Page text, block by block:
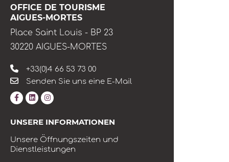
OFFICE DE TOURISME
AIGUES-MORTES
Place Saint Louis - BP 23
30220 AIGUES-MORTES
+33(0)4 66 53 73 00
Senden Sie uns eine E-Mail
UNSERE INFORMATIONEN
Unsere Öffnungszeiten und
Dienstleistungen